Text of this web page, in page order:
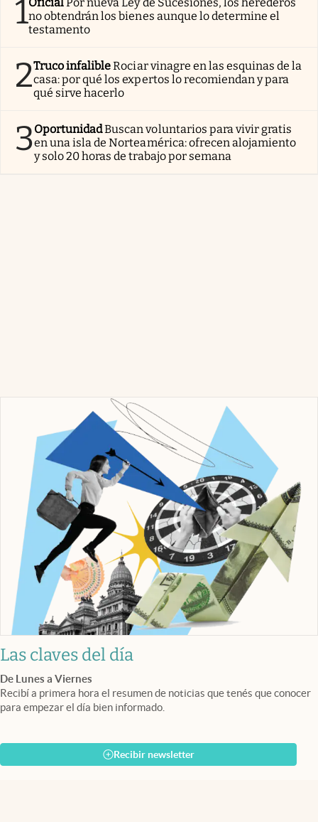
1no obtendrán los bienes aunque lo determine el
testamento
2Truco infalibleRociar vinagre en las esquinas de la
casa: por qué los expertos lo recomiendan y para
qué sirve hacerlo
3OportunidadBuscan voluntarios para vivir gratis
en una isla de Norteamérica: ofrecen alojamiento
y solo 20 horas de trabajo por semana
Las claves del día
De Lunes a Viernes
Recibí a primera hora el resumen de noticias que tenés que conocer
para empezar el día bien informado.
Recibir newsletter